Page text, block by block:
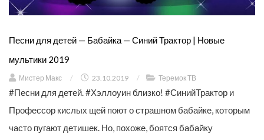
Песни для детей — Бабайка — Синий Трактор | Новые
мультики 2019
Мистер Макс / 23.10.2019 / Теремок ТВ
#Песни для детей. #Хэллоуин близко! #СинийТрактор и
Профессор кислых щей поют о страшном бабайке, которым
часто пугают детишек. Но, похоже, боятся бабайку